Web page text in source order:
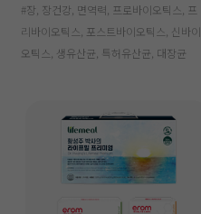
#장, 장건강, 면역력, 프로바이오틱스, 프
리바이오틱스, 포스트바이오틱스, 신바이
오틱스, 생유산균, 특허유산균, 대장균